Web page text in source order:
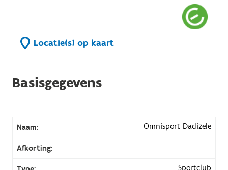
Locatie(s) op kaart
Basisgegevens
Naam: Omnisport Dadizele
Afkorting:
Sportclub